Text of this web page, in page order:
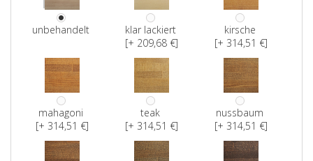
unbehandelt
klar lackiert
[+ 209,68 €]
kirsche
[+ 314,51 €]
mahagoni
[+ 314,51 €]
teak
[+ 314,51 €]
nussbaum
[+ 314,51 €]